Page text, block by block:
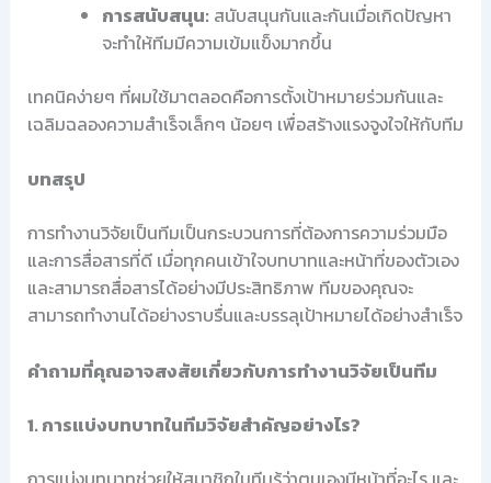
การสนับสนุน: สนับสนุนกันและกันเมื่อเกิดปัญหา
จะทำให้ทีมมีความเข้มแข็งมากขึ้น
เทคนิคง่ายๆ ที่ผมใช้มาตลอดคือการตั้งเป้าหมายร่วมกันและ
เฉลิมฉลองความสำเร็จเล็กๆ น้อยๆ เพื่อสร้างแรงจูงใจให้กับทีม
บทสรุป
การทำงานวิจัยเป็นทีมเป็นกระบวนการที่ต้องการความร่วมมือ
และการสื่อสารที่ดี เมื่อทุกคนเข้าใจบทบาทและหน้าที่ของตัวเอง
และสามารถสื่อสารได้อย่างมีประสิทธิภาพ ทีมของคุณจะ
สามารถทำงานได้อย่างราบรื่นและบรรลุเป้าหมายได้อย่างสำเร็จ
คำถามที่คุณอาจสงสัยเกี่ยวกับการทำงานวิจัยเป็นทีม
1. การแบ่งบทบาทในทีมวิจัยสำคัญอย่างไร?